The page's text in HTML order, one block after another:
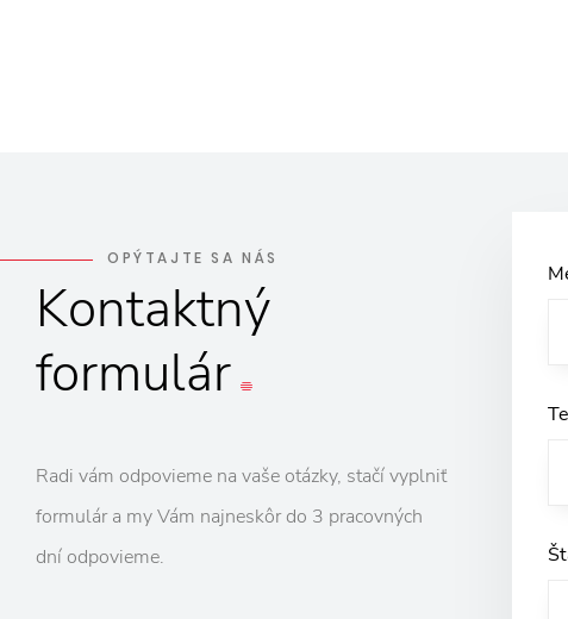
OPÝTAJTE SA NÁS
Kontaktný
formulár
Radi vám odpovieme na vaše otázky, stačí vyplniť
formulár a my Vám najneskôr do 3 pracovných
dní odpovieme.